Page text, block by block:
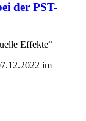
der PST-
Effekte“
im